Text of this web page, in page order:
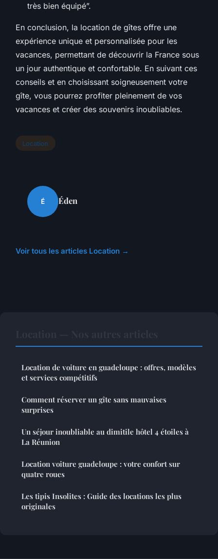
très bien équipé”.
En conclusion, la location de gîtes offre une
expérience unique et personnalisée pour les
vacances, permettant de découvrir la France sous
un jour authentique et confortable. En suivant ces
conseils et en choisissant soigneusement votre
gîte, vous pourrez profiter pleinement de vos
vacances et créer des souvenirs inoubliables.
Location
É Éden
Voir tous les articles Location →
Location de voiture en guadeloupe : offres, modèles
et services compétitifs
Comment réserver un gîte sans mauvaises
surprises
Un séjour inoubliable au dimitile hôtel 4 étoiles à
La Réunion
Location voiture guadeloupe : votre confort sur
quatre roues
Les tipis Insolites : Guide des locations les plus
originales